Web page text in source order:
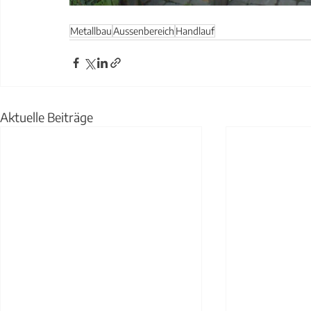
MetallbauAussenbereich Handlauf
Aktuelle Beiträge